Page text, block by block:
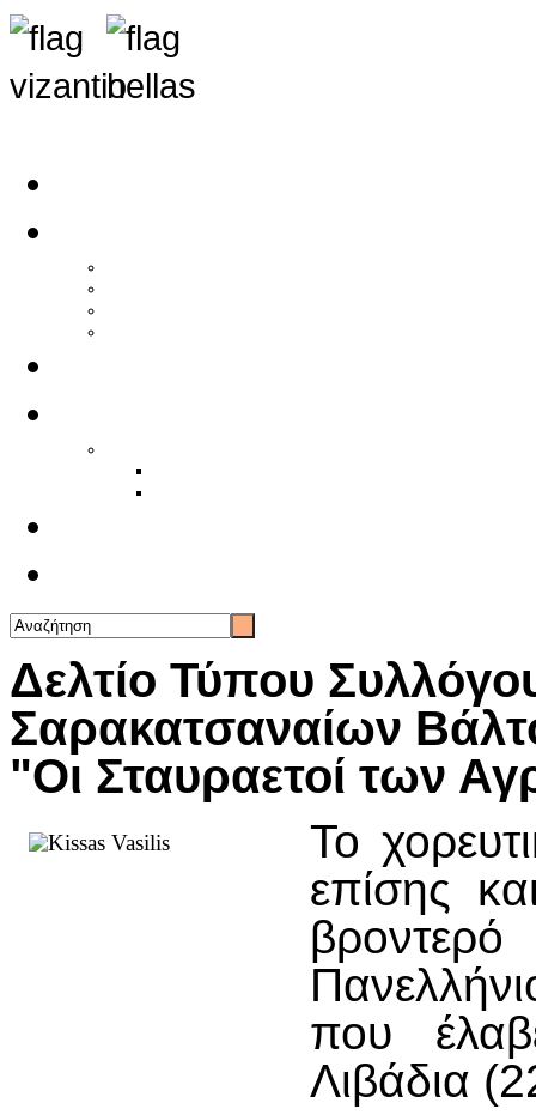
Δελτίο Τύπου
Σαρακατσαναίων
"Οι Σταυραετοί των
Το
επίσης
που
Λιβάδια